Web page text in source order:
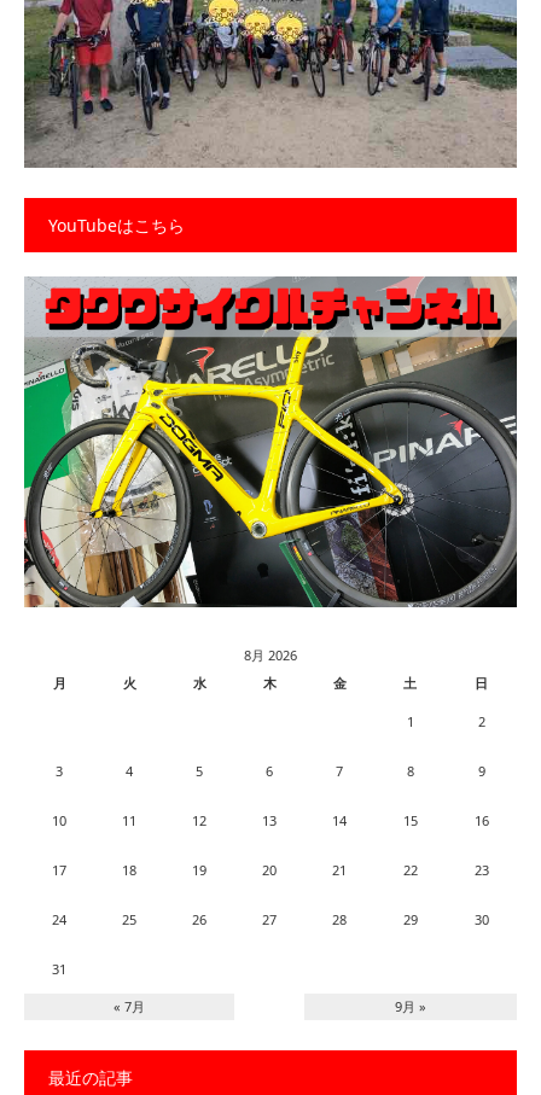
YouTubeはこちら
8月 2026
月
火 水 木 金 土 日
1 2
3 4 5 6 7 8 9
10 11 12 13 14 15 16
17 18 19 20 21 22 23
24 25 26 27 28 29 30
31
« 7月 9月 »
最近の記事